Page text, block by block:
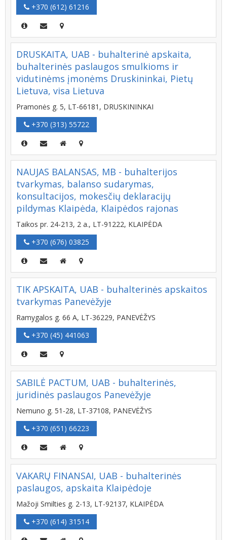
+370 (612) 61216
DRUSKAITA, UAB - buhalterinė apskaita,
buhalterinės paslaugos smulkioms ir
vidutinėms įmonėms Druskininkai, Pietų
Lietuva, visa Lietuva
Pramonės g. 5, LT-66181, DRUSKININKAI
+370 (313) 55722
NAUJAS BALANSAS, MB - buhalterijos
tvarkymas, balanso sudarymas,
konsultacijos, mokesčių deklaracijų
pildymas Klaipėda, Klaipėdos rajonas
Taikos pr. 24-213, 2 a., LT-91222, KLAIPĖDA
+370 (676) 03825
TIK APSKAITA, UAB - buhalterinės apskaitos
tvarkymas Panevėžyje
Ramygalos g. 66 A, LT-36229, PANEVĖŽYS
+370 (45) 441063
SABILĖ PACTUM, UAB - buhalterinės,
juridinės paslaugos Panevėžyje
Nemuno g. 51-28, LT-37108, PANEVĖŽYS
+370 (651) 66223
VAKARŲ FINANSAI, UAB - buhalterinės
paslaugos, apskaita Klaipėdoje
Mažoji Smilties g. 2-13, LT-92137, KLAIPĖDA
+370 (614) 31514